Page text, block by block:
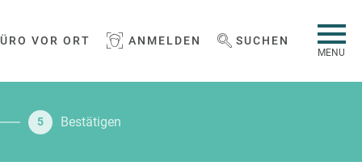
MENU
VOR ORT ANMELDEN WEBSEITE DURCHSUCHEN
SUCHEN
5 Bestätigen